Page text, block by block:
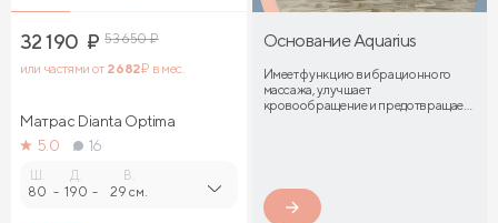
32 190 ₽ 53 650₽
или частями от 2 682₽ в мес.
Матрас Dianta Optima
5.0
16
80 -
Д.
190 -
В.
29 см.
Основание Aquarius
Имеет функцию вибрационного
массажа, улучшает
кровообращение и предотвращает